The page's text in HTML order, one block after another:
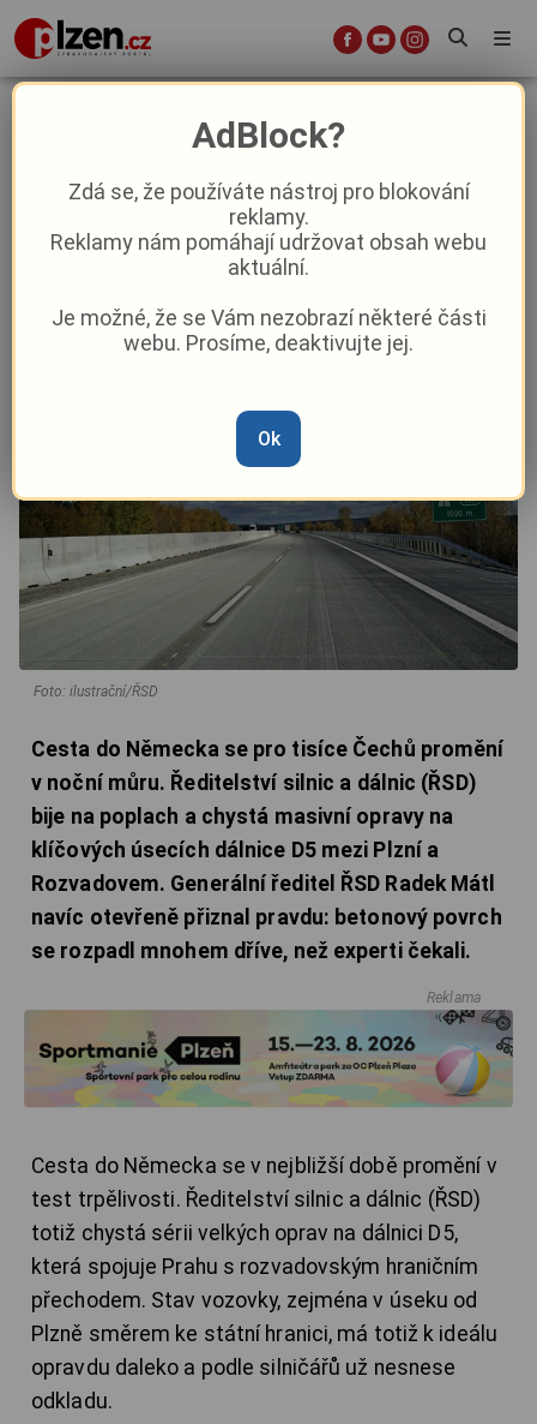
Dálnici D5 obsadí dělníci. Vozovka
nevydržela, co měla, připouští ŘSD
Aktuálně
|07:09
Foto: ilustrační/ŘSD
Cesta do Německa se pro tisíce Čechů promění
v noční můru. Ředitelství silnic a dálnic (ŘSD)
bije na poplach a chystá masivní opravy na
klíčových úsecích dálnice D5 mezi Plzní a
Rozvadovem. Generální ředitel ŘSD Radek Mátl
navíc otevřeně přiznal pravdu: betonový povrch
se rozpadl mnohem dříve, než experti čekali.
Reklama
Cesta do Německa se v nejbližší době promění v
test trpělivosti. Ředitelství silnic a dálnic (ŘSD)
totiž chystá sérii velkých oprav na dálnici D5,
která spojuje Prahu s rozvadovským hraničním
přechodem. Stav vozovky, zejména v úseku od
Plzně směrem ke státní hranici, má totiž k ideálu
opravdu daleko a podle silničářů už nesnese
odkladu.
AdBlock?
Zdá se, že používáte nástroj pro blokování
reklamy.
Reklamy nám pomáhají udržovat obsah webu
aktuální.
Je možné, že se Vám nezobrazí některé části
webu. Prosíme, deaktivujte jej.
Ok